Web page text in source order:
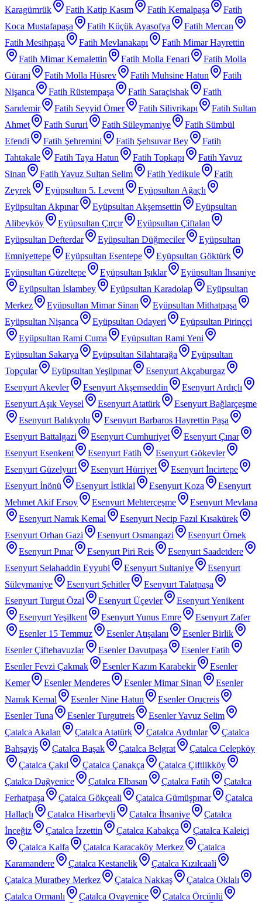
Karagümrük Fatih Katip Kasım Fatih Kemalpaşa
Fatih
Koca Mustafapaşa
Fatih Küçük Ayasofya
Fatih Mercan
Fatih Mesihpaşa
Fatih Mevlanakapı
Fatih Mimar Hayrettin
Fatih Mimar Kemalettin
Fatih Molla Fenari
Fatih Molla
Gürani
Fatih Molla Hüsrev Fatih Muhsine Hatun
Fatih
Nişanca
Fatih Rüstempaşa Fatih Saraçishak
Fatih
Sarıdemir
Fatih Seyyid Ömer Fatih Silivrikapı
Fatih Sultan
Ahmet
Fatih Sururi Fatih Süleymaniye
Fatih Sümbül
Efendi
Fatih Şehremini Fatih Şehsuvar Bey
Fatih
Tahtakale
Fatih Taya Hatun Fatih Topkapı
Fatih Yavuz
Sinan
Fatih Yavuz Sultan Selim Fatih Yedikule
Fatih
Zeyrek
Eyüpsultan 5. Levent
Eyüpsultan Ağaçlı
Eyüpsultan Akpınar
Eyüpsultan Akşemsettin
Eyüpsultan
Alibeyköy
Eyüpsultan Çırçır
Eyüpsultan Çiftalan
Eyüpsultan Defterdar
Eyüpsultan Düğmeciler
Eyüpsultan
Emniyettepe
Eyüpsultan Esentepe
Eyüpsultan Göktürk
Eyüpsultan Güzeltepe
Eyüpsultan Işıklar
Eyüpsultan İhsaniye
Eyüpsultan İslambey
Eyüpsultan Karadolap
Eyüpsultan
Merkez
Eyüpsultan Mimar Sinan
Eyüpsultan Mithatpaşa
Eyüpsultan Nişanca
Eyüpsultan Odayeri
Eyüpsultan Pirinççi
Eyüpsultan Rami Cuma
Eyüpsultan Rami Yeni
Eyüpsultan Sakarya
Eyüpsultan Silahtarağa
Eyüpsultan
Topçular
Eyüpsultan Yeşilpınar
Esenyurt Akçaburgaz
Esenyurt Akevler
Esenyurt Akşemseddin
Esenyurt Ardıçlı
Esenyurt Aşık Veysel
Esenyurt Atatürk
Esenyurt Bağlarçeşme
Esenyurt Balıkyolu
Esenyurt Barbaros Hayrettin Paşa
Esenyurt Battalgazi
Esenyurt Cumhuriyet
Esenyurt Çınar
Esenyurt Esenkent
Esenyurt Fatih
Esenyurt Gökevler
Esenyurt Güzelyurt
Esenyurt Hürriyet
Esenyurt İncirtepe
Esenyurt İnönü
Esenyurt İstiklal Esenyurt Koza
Esenyurt
Mehmet Akif Ersoy
Esenyurt Mehterçeşme
Esenyurt Mevlana
Esenyurt Namık Kemal
Esenyurt Necip Fazıl Kısakürek
Esenyurt Orhan Gazi
Esenyurt Osmangazi
Esenyurt Örnek
Esenyurt Pınar
Esenyurt Piri Reis
Esenyurt Saadetdere
Esenyurt Selahaddin Eyyubi
Esenyurt Sultaniye
Esenyurt
Süleymaniye
Esenyurt Şehitler
Esenyurt Talatpaşa
Esenyurt Turgut Özal
Esenyurt Üçevler
Esenyurt Yenikent
Esenyurt Yeşilkent
Esenyurt Yunus Emre
Esenyurt Zafer
Esenler 15 Temmuz
Esenler Atışalanı
Esenler Birlik
Esenler Çiftehavuzlar
Esenler Davutpaşa
Esenler Fatih
Esenler Fevzi Çakmak
Esenler Kazım Karabekir
Esenler
Kemer
Esenler Menderes Esenler Mimar Sinan
Esenler
Namık Kemal
Esenler Nine Hatun
Esenler Oruçreis
Esenler Tuna
Esenler Turgutreis
Esenler Yavuz Selim
Çatalca Akalan
Çatalca Atatürk Çatalca Aydınlar
Çatalca
Bahşayiş
Çatalca Başak Çatalca Belgrat
Çatalca Celepköy
Çatalca Çakıl
Çatalca Çanakça
Çatalca Çiftlikköy
Çatalca Dağyenice
Çatalca Elbasan Çatalca Fatih
Çatalca
Ferhatpaşa
Çatalca Gökçeali Çatalca Gümüşpınar
Çatalca
Hallaçlı
Çatalca Hisarbeyli Çatalca İhsaniye
Çatalca
İnceğiz
Çatalca İzzettin Çatalca Kabakça
Çatalca Kaleiçi
Çatalca Kalfa
Çatalca Karacaköy Merkez
Çatalca
Karamandere
Çatalca Kestanelik
Çatalca Kızılcaali
Çatalca Muratbey Merkez
Çatalca Nakkaş
Çatalca Oklalı
Çatalca Ormanlı
Çatalca Ovayenice
Çatalca Örcünlü